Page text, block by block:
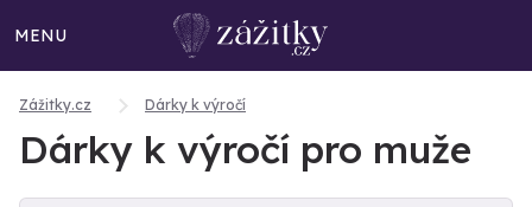
MENU
Zážitky.cz Dárky k výročí
Dárky k výročí pro muže